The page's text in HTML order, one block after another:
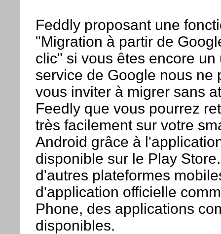
Feddly proposant une
"Migration à partir de
clic" si vous êtes encore un
service de Google nous ne
vous inviter à migrer sans
Feedly que vous pourrez
très facilement sur votre
Android grâce à
disponible sur le Play
d'autres plateformes
d'application officielle
Phone, des applications
disponibles.